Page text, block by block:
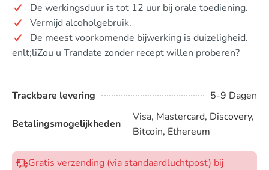
De werkingsduur is tot 12 uur bij orale toediening.
Vermijd alcoholgebruik.
De meest voorkomende bijwerking is duizeligheid.
enlt;liZou u Trandate zonder recept willen proberen?
Trackbare levering 5-9 Dagen
Betalingsmogelijkheden
Visa, Mastercard, Discovery,
Bitcoin, Ethereum
Gratis verzending (via standaardluchtpost) bij